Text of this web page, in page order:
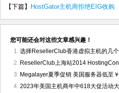
【下篇】 HostGator主机商拒绝EIG收购
您可能还会对这些文章感兴趣！
选择ResellerClub香港虚拟主机的几
ResellerClub上海站2014
Megalayer夏季促销 美国服务器低至
2023年美国主机商年中618大促活动